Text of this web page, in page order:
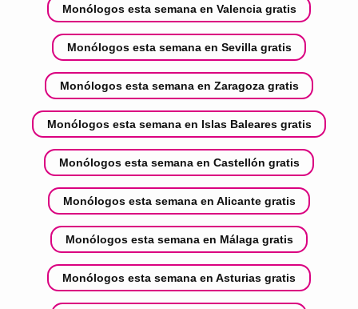
Monólogos esta semana en Valencia gratis
Monólogos esta semana en Sevilla gratis
Monólogos esta semana en Zaragoza gratis
Monólogos esta semana en Islas Baleares gratis
Monólogos esta semana en Castellón gratis
Monólogos esta semana en Alicante gratis
Monólogos esta semana en Málaga gratis
Monólogos esta semana en Asturias gratis